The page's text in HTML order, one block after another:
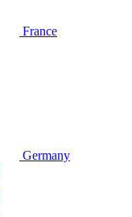
France
Germany